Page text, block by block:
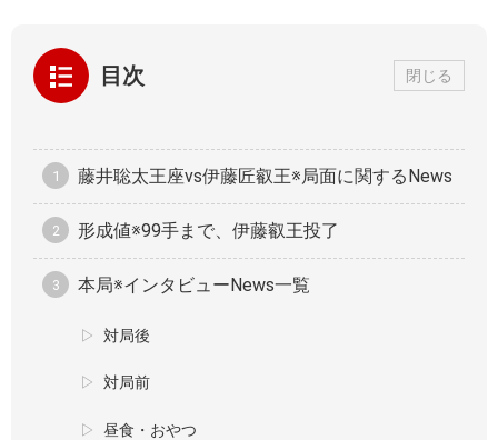
目次 閉じる
藤井聡太王座vs伊藤匠叡王※局面に関するNews
形成値※99手まで、伊藤叡王投了
本局※インタビューNews一覧
対局後
対局前
昼食・おやつ